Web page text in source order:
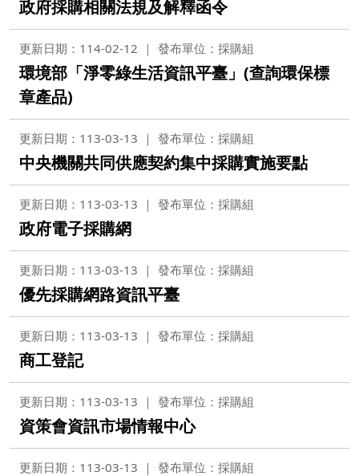
政府採購相關法規及解釋函令
更新日期：114-02-12 發布單位：採購組
環境部「淨零綠生活資訊平臺」(查詢環保標
章產品)
更新日期：113-03-13 發布單位：採購組
中央機關共同供應契約集中採購實施要點
更新日期：113-03-13 發布單位：採購組
政府電子採購網
更新日期：113-03-13 發布單位：採購組
優先採購網路資訊平臺
更新日期：113-03-13 發布單位：採購組
商工登記
更新日期：113-03-13 發布單位：採購組
資策會資訊市場情報中心
更新日期：113-03-13 發布單位：採購組